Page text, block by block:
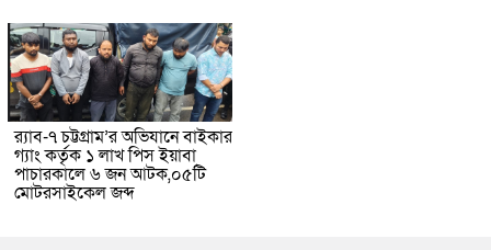
র‌্যাব-৭ চট্টগ্রাম’র অভিযানে বাইকার
গ্যাং কর্তৃক ১ লাখ পিস ইয়াবা
পাচারকালে ৬ জন আটক,০৫টি
মোটরসাইকেল জব্দ